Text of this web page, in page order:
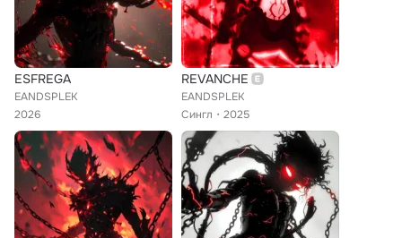
ESFREGA
EANDSPLEK
2026
REVANCHE
EANDSPLEK
Сингл
2025